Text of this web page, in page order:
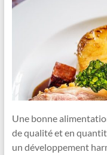
Une bonne
de qualité et en
un développement